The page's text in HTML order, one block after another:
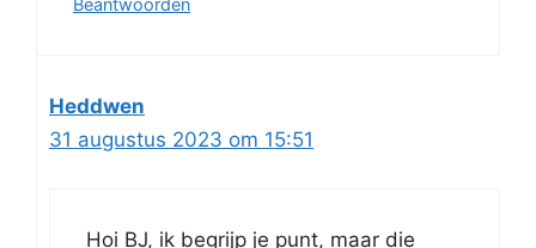
Beantwoorden
Heddwen
31 augustus 2023 om 15:51
Hoi BJ, ik begrijp je punt, maar die